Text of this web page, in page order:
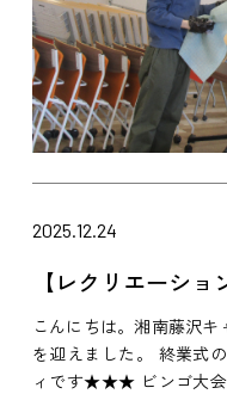
2025.12.24
【レクリエーシ
こんにちは。湘南藤沢
を迎えました。 終業式
ィです★★★ ビンゴ大会